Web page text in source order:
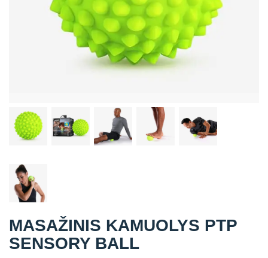
Straipsniai
Sėkmės istorijos
MASAŽINIS KAMUOLYS PTP
SENSORY BALL